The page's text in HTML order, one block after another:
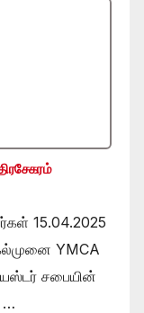
15.04.2025
YMCA
சபையின்
…